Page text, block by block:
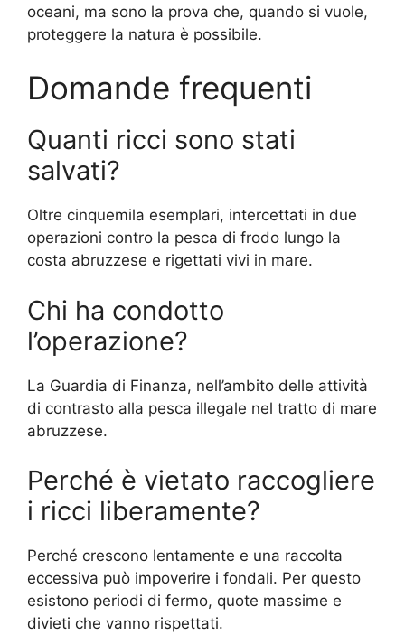
oceani, ma sono la prova che, quando si vuole,
proteggere la natura è possibile.
Domande frequenti
Quanti ricci sono stati
salvati?
Oltre cinquemila esemplari, intercettati in due
operazioni contro la pesca di frodo lungo la
costa abruzzese e rigettati vivi in mare.
Chi ha condotto
l’operazione?
La Guardia di Finanza, nell’ambito delle attività
di contrasto alla pesca illegale nel tratto di mare
abruzzese.
Perché è vietato raccogliere
i ricci liberamente?
Perché crescono lentamente e una raccolta
eccessiva può impoverire i fondali. Per questo
esistono periodi di fermo, quote massime e
divieti che vanno rispettati.